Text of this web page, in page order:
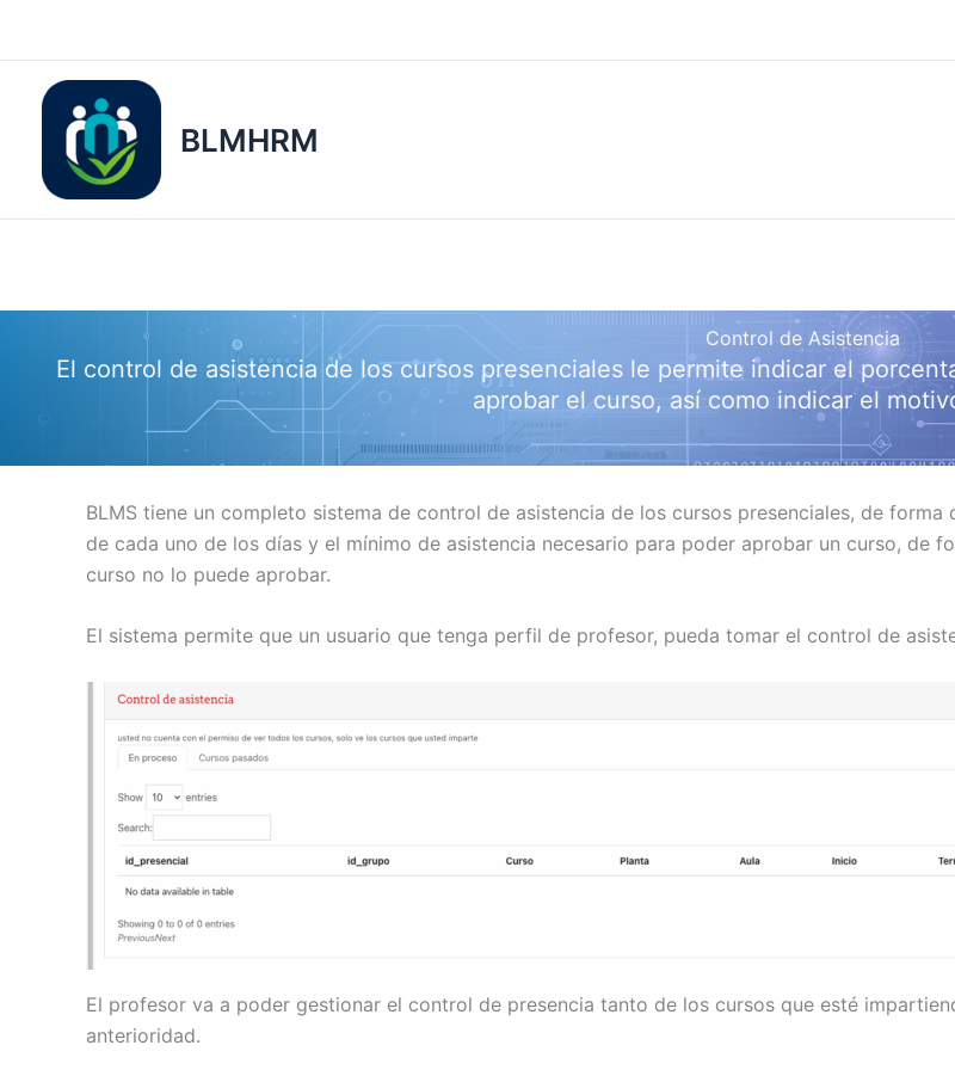
contenido
BLMHRM
Control de Asistencia
El control de asistencia de los cursos presenciales le permite indicar el
aprobar el curso, así como indicar el
BLMS tiene un completo sistema de control de asistencia de los cursos presenciales, de
de cada uno de los días y el mínimo de asistencia necesario para poder aprobar un curso, de
curso no lo puede aprobar.
El sistema permite que un usuario que tenga perfil de profesor, pueda tomar el control de
El profesor va a poder gestionar el control de presencia tanto de los cursos que esté
anterioridad.